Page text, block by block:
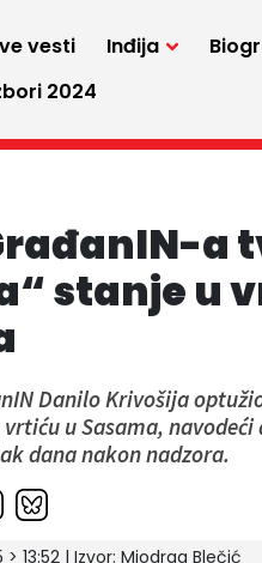
vesti Inđija
2024
a
stanje u
Danilo Krivošija
u Sasama,
dana nakon nadzora.
13:52 | Izvor: Miodrag Blečić